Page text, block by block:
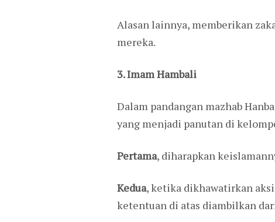
Alasan lainnya, memberikan
mereka.
3. Imam Hambali
Dalam pandangan mazhab
yang menjadi panutan di
Pertama, diharapkan
Kedua, ketika dikhawatirkan
ketentuan di atas diambilkan